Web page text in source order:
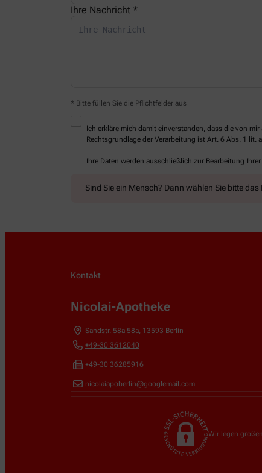
Ihre Nachricht *
* Bitte füllen Sie die Pflichtfelder aus
Ich erkläre mich damit einverstanden, dass die von
Rechtsgrundlage der Verarbeitung ist Art. 6 Abs. 1 lit.
Ihre Daten werden ausschließlich zur Bearbeitung
Sind Sie ein Mensch? Dann wählen Sie bittedas
Kontakt
Nicolai-Apotheke
Sandstr. 58a 58a, 13593 Berlin
+49-30 3612040
+49-30 36285916
nicolaiapoberlin@googlemail.com
Wir legen